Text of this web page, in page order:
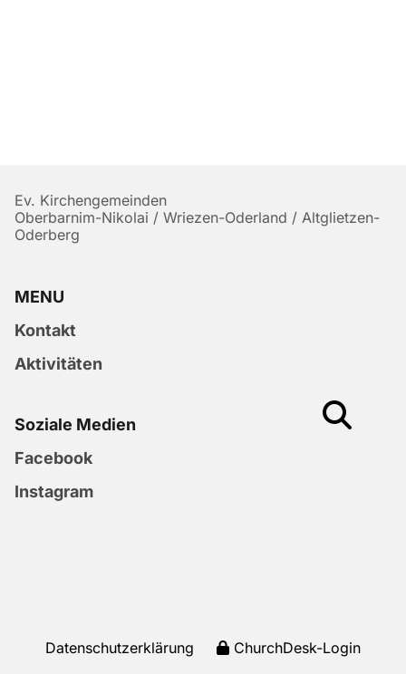
Ev. Kirchengemeinden
Oberbarnim-Nikolai / Wriezen-Oderland / Altglietzen-
Oderberg
MENU
Kontakt
Aktivitäten
Soziale Medien
Facebook
Instagram
Datenschutzerklärung ChurchDesk-Login